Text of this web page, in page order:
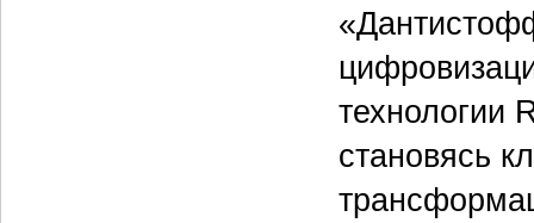
технологии
становясь